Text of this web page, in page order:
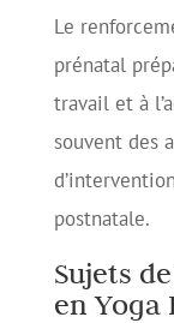
Le
prénatal
travail et à
souvent des
postnatale.
Sujets
en Yoga